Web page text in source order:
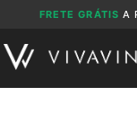
FRETE GRÁTIS A